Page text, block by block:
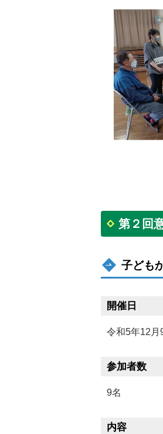
第２回
子ども
開催日
令和5年12月
参加者数
9名
内容